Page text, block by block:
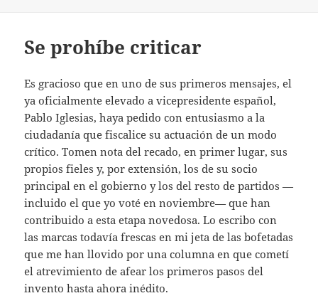
Se prohíbe criticar
Es gracioso que en uno de sus primeros mensajes, el
ya oficialmente elevado a vicepresidente español,
Pablo Iglesias, haya pedido con entusiasmo a la
ciudadanía que fiscalice su actuación de un modo
crítico. Tomen nota del recado, en primer lugar, sus
propios fieles y, por extensión, los de su socio
principal en el gobierno y los del resto de partidos —
incluido el que yo voté en noviembre— que han
contribuido a esta etapa novedosa. Lo escribo con
las marcas todavía frescas en mi jeta de las bofetadas
que me han llovido por una columna en que cometí
el atrevimiento de afear los primeros pasos del
invento hasta ahora inédito.